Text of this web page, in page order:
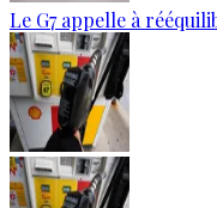
Le G7 appelle à